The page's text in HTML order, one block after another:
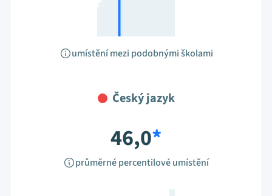
umístění mezi podobnými školami
Český jazyk
46,0*
průměrné percentilové umístění